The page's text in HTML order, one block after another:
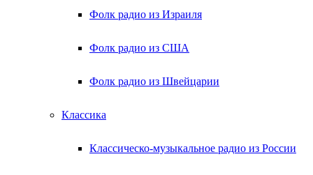
Фолк радио из Израиля
Фолк радио из США
Фолк радио из Швейцарии
Классика
Классическо-музыкальное радио из России